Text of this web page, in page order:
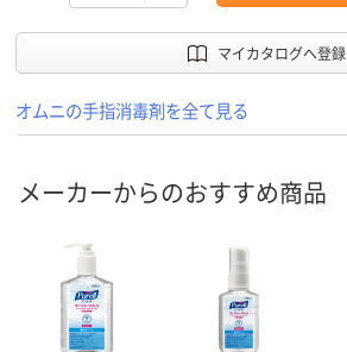
マイカタログへ登録
オムニの手指消毒剤を全て見る
メーカーからのおすすめ商品